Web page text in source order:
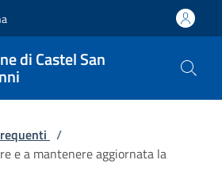
di Castel San
/
e a mantenere aggiornata la